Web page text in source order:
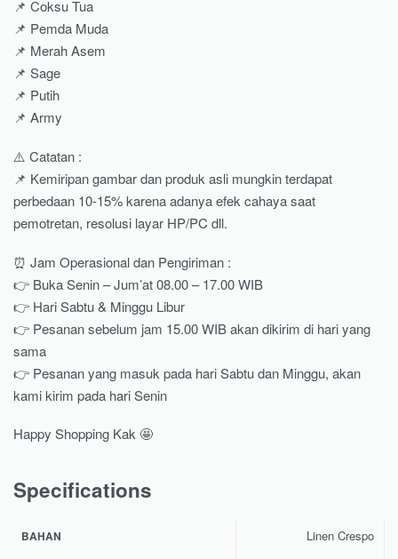
📌 Coksu Tua
📌 Pemda Muda
📌 Merah Asem
📌 Sage
📌 Putih
📌 Army
⚠️ Catatan :
📌 Kemiripan gambar dan produk asli mungkin terdapat
perbedaan 10-15% karena adanya efek cahaya saat
pemotretan, resolusi layar HP/PC dll.
⏰ Jam Operasional dan Pengiriman :
👉 Buka Senin – Jum’at 08.00 – 17.00 WIB
👉 Hari Sabtu & Minggu Libur
👉 Pesanan sebelum jam 15.00 WIB akan dikirim di hari yang
sama
👉 Pesanan yang masuk pada hari Sabtu dan Minggu, akan
kami kirim pada hari Senin
Happy Shopping Kak 🤩
Specifications
BAHAN Linen Crespo